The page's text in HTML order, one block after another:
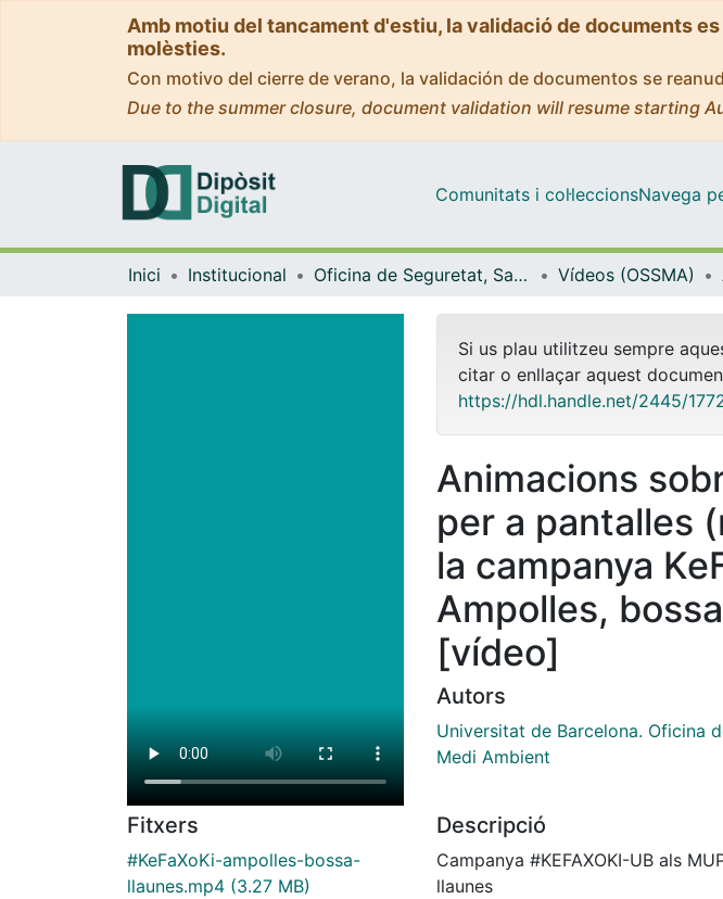
Amb motiu del tancament d'estiu, la validació de documents
molèsties.
Con motivo del cierre de verano, la validación de documentos se
Due to the summer closure, document validation will resume starting
Comunitats i col·leccionsNavega
Inici Institucional Oficina de Seguretat, Salut i Medi Ambient (OSSMA) Vídeos (OSSMA)
Fitxers
#KeFaXoKi-ampolles-bossa-
llaunes.mp4 (3.27 MB)
Si us plau utilitzeu sempre
citar o enllaçar aquest
https://hdl.handle.net/2445/
Animacions
per a pantalles
la campanya
Ampolles,
[vídeo]
Autors
Universitat de Barcelona. Oficina
Medi Ambient
Descripció
Campanya #KEFAXOKI-UB als
llaunes